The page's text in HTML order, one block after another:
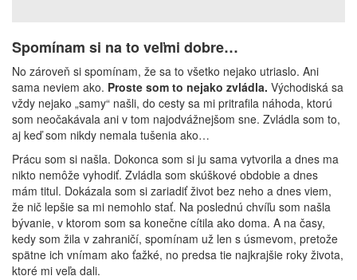
Spomínam si na to veľmi dobre…
No zároveň si spomínam, že sa to všetko nejako utriaslo. Ani
sama neviem ako. Proste som to nejako zvládla. Východiská sa
vždy nejako „samy“ našli, do cesty sa mi pritrafila náhoda, ktorú
som neočakávala ani v tom najodvážnejšom sne. Zvládla som to,
aj keď som nikdy nemala tušenia ako…
Prácu som si našla. Dokonca som si ju sama vytvorila a dnes ma
nikto nemôže vyhodiť. Zvládla som skúškové obdobie a dnes
mám titul. Dokázala som si zariadiť život bez neho a dnes viem,
že nič lepšie sa mi nemohlo stať. Na poslednú chvíľu som našla
bývanie, v ktorom som sa konečne cítila ako doma. A na časy,
kedy som žila v zahraničí, spomínam už len s úsmevom, pretože
spätne ich vnímam ako ťažké, no predsa tie najkrajšie roky života,
ktoré mi veľa dali.